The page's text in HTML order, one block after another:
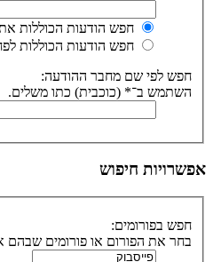
חפש הודעות הכוללות
חפש הודעות הכוללות
חפש לפי שם מחבר ההודעה:
השתמש ב־* (כוכבית) כתו משלים.
אפשרויות חיפוש
חפש בפורומים:
בחר את הפורום או פורומים